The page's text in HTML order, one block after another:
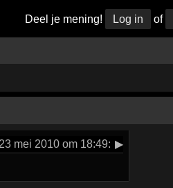
Deel je mening! Log in of
mei 2010 om 18:49: ▶